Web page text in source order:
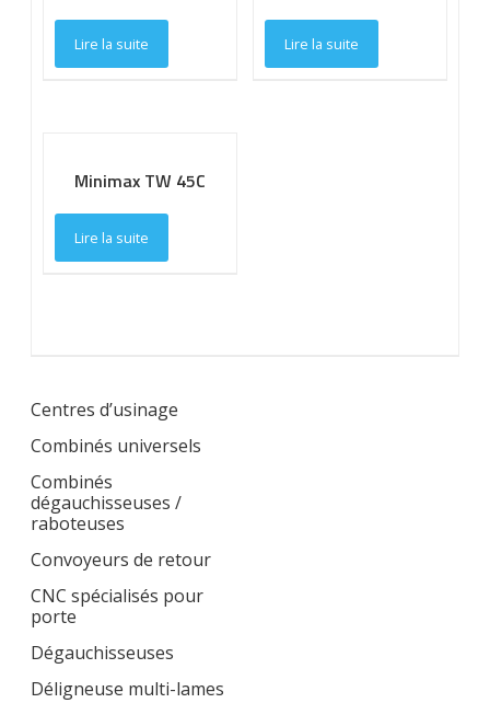
Lire la suite Lire la suite
Minimax TW 45C
Lire la suite
Centres d’usinage
Combinés universels
Combinés
dégauchisseuses /
raboteuses
Convoyeurs de retour
CNC spécialisés pour
porte
Dégauchisseuses
Déligneuse multi-lames